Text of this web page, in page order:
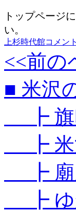
トップページ
い。
上杉時代館コメン
<<前の
■ 米沢
┣ 旗
┣ 米
┣ 廟
┣ ゆ